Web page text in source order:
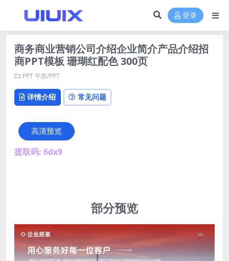
登录
商务商业营销公司介绍企业简介产品介绍招
商PPT模板 珊瑚红配色 300页
PPT平面/PPT
详情介绍 常见问题
高清预览
提取码: 6dx9
部分预览